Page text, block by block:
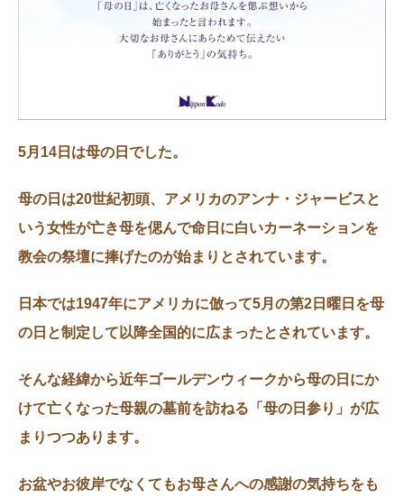
5月14日は母の日でした。
母の日は20世紀初頭、アメリカのアンナ・ジャービスと
いう女性が亡き母を偲んで命日に白いカーネーションを
教会の祭壇に捧げたのが始まりとされています。
日本では1947年にアメリカに倣って5月の第2日曜日を母
の日と制定して以降全国的に広まったとされています。
そんな経緯から近年ゴールデンウィークから母の日にか
けて亡くなった母親の墓前を訪ねる「母の日参り」が広
まりつつあります。
お盆やお彼岸でなくてもお母さんへの感謝の気持ちをも